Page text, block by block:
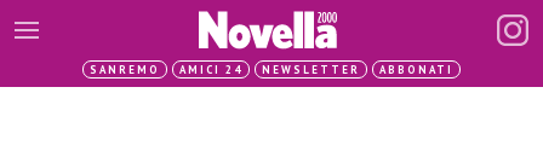
SANREMO AMICI 24 NEWSLETTER ABBONATI